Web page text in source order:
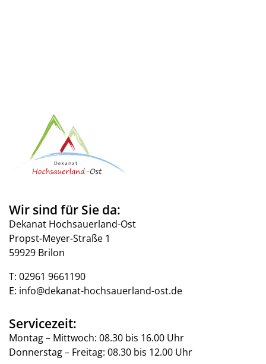
Wir sind für Sie da:
Dekanat Hochsauerland-Ost
Propst-Meyer-Straße 1
59929 Brilon
T: 02961 9661190
E: info@dekanat-hochsauerland-ost.de
Servicezeit:
Montag – Mittwoch: 08.30 bis 16.00 Uhr
Donnerstag – Freitag: 08.30 bis 12.00 Uhr